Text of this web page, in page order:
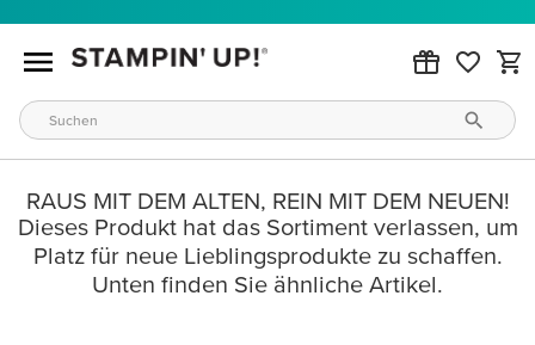
RAUS MIT DEM ALTEN, REIN MIT DEM NEUEN!
Dieses Produkt hat das Sortiment verlassen, um
Platz für neue Lieblingsprodukte zu schaffen.
Unten finden Sie ähnliche Artikel.